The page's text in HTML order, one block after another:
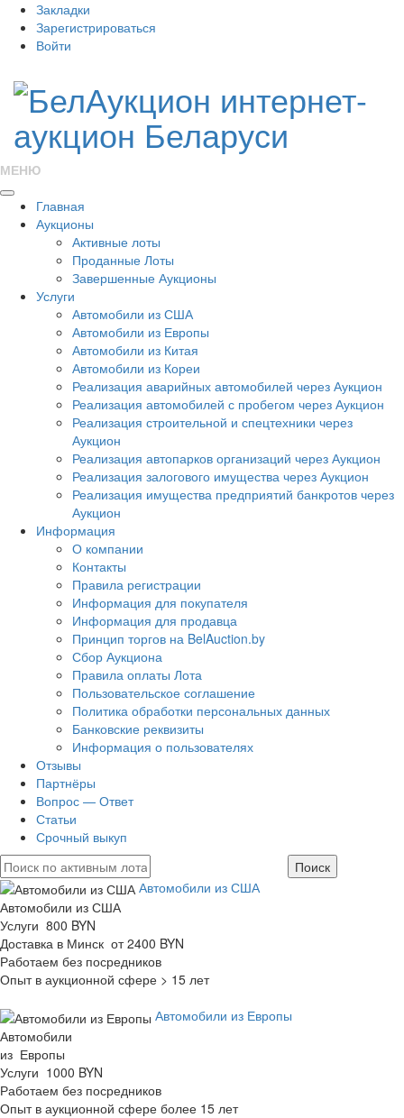
Закладки
Зарегистрироваться
Войти
МЕНЮ
Главная
Аукционы
Активные лоты
Проданные Лоты
Завершенные Аукционы
Услуги
Автомобили из США
Автомобили из Европы
Автомобили из Китая
Автомобили из Кореи
Реализация аварийных автомобилей через Аукцион
Реализация автомобилей с пробегом через Аукцион
Реализация строительной и спецтехники через
Аукцион
Реализация автопарков организаций через Аукцион
Реализация залогового имущества через Аукцион
Реализация имущества предприятий банкротов через
Аукцион
Информация
О компании
Контакты
Правила регистрации
Информация для покупателя
Информация для продавца
Принцип торгов на BelAuction.by
Сбор Аукциона
Правила оплаты Лота
Пользовательское соглашение
Политика обработки персональных данных
Банковские реквизиты
Информация о пользователях
Отзывы
Партнёры
Вопрос — Ответ
Статьи
Срочный выкуп
Автомобили из США
Автомобили из США
Услуги 800 BYN
Доставка в Минск от 2400 BYN
Работаем без посредников
Опыт в аукционной сфере > 15 лет
Автомобили из Европы
Автомобили
из Европы
Услуги 1000 BYN
Работаем без посредников
Опыт в аукционной сфере более 15 лет